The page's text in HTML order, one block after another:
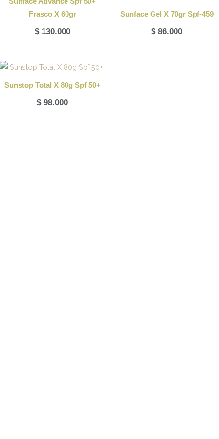
Frasco X 60gr
$130.000
Sunface Gel X 70gr Spf-459
$86.000
Sunstop Total X 80g Spf 50+
$98.000